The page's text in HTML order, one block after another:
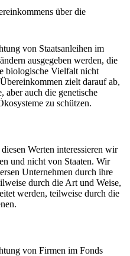
über die
von Staatsanleihen im
ausgegeben werden, die
biologische Vielfalt nicht
zielt darauf ab,
aber auch die genetische
zu schützen.
Werten interessieren wir
und nicht von Staaten. Wir
Unternehmen durch ihre
durch die Art und Weise,
werden, teilweise durch die
von Firmen im Fonds